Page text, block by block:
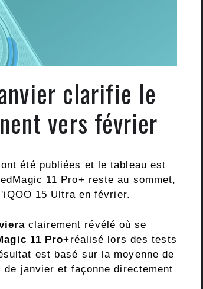
clarifie le
vers février
été publiées et le tableau est
11 Pro+ reste au sommet,
15 Ultra en février.
a clairement révélé où se
11 Pro+réalisé lors des tests
est basé sur la moyenne de
janvier et façonne directement